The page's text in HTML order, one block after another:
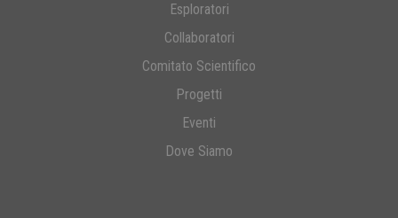
Esploratori
Collaboratori
Comitato Scientifico
Progetti
Eventi
Dove Siamo